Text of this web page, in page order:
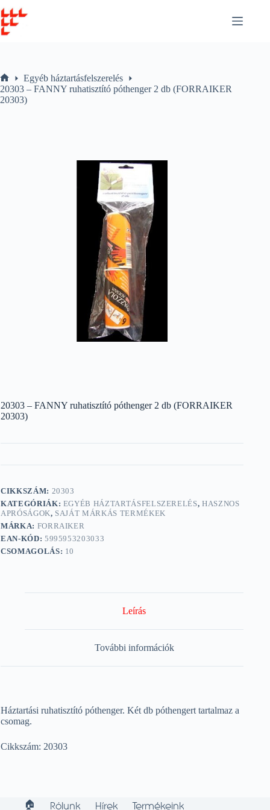
to
content
Home
Egyéb háztartásfelszerelés
20303 – FANNY ruhatisztító póthenger 2 db (FORRAIKER
20303)
20303 – FANNY ruhatisztító póthenger 2 db (FORRAIKER
20303)
CIKKSZÁM: 20303
KATEGÓRIÁK: EGYÉB HÁZTARTÁSFELSZERELÉS,HASZNOS
APRÓSÁGOK, SAJÁT MÁRKÁS TERMÉKEK
MÁRKA: FORRAIKER
EAN-KÓD: 5995953203033
CSOMAGOLÁS: 10
Leírás
További információk
Háztartási ruhatisztító póthenger. Két db póthengert tartalmaz a
csomag.
Cikkszám: 20303
🏠︎ Rólunk Hírek Termékeink